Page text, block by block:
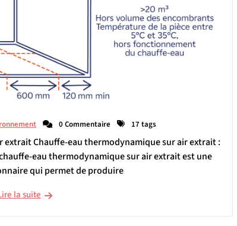
0 Commentaire 17 tags
Chauffe-eau thermodynamique sur air extrait :
eau thermodynamique sur air extrait est une
qui permet de produire
la suite